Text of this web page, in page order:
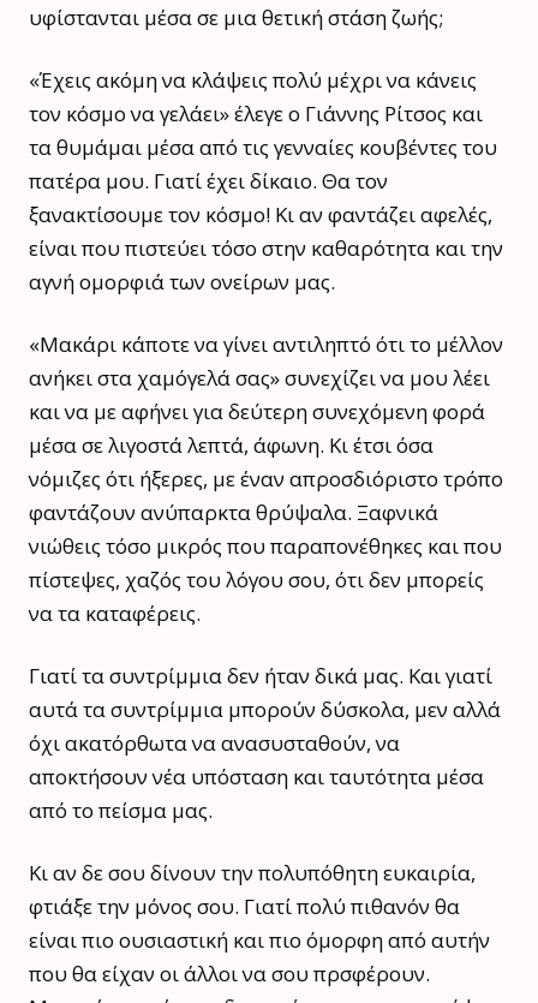
υφίστανται μέσα σε μια θετική στάση ζωής;
«Έχεις ακόμη να κλάψεις πολύ μέχρι να κάνεις
τον κόσμο να γελάει» έλεγε ο Γιάννης Ρίτσος και
τα θυμάμαι μέσα από τις γενναίες κουβέντες του
πατέρα μου. Γιατί έχει δίκαιο. Θα τον
ξανακτίσουμε τον κόσμο! Κι αν φαντάζει αφελές,
είναι που πιστεύει τόσο στην καθαρότητα και την
αγνή ομορφιά των ονείρων μας.
«Μακάρι κάποτε να γίνει αντιληπτό ότι το μέλλον
ανήκει στα χαμόγελά σας» συνεχίζει να μου λέει
και να με αφήνει για δεύτερη συνεχόμενη φορά
μέσα σε λιγοστά λεπτά, άφωνη. Κι έτσι όσα
νόμιζες ότι ήξερες, με έναν απροσδιόριστο τρόπο
φαντάζουν ανύπαρκτα θρύψαλα. Ξαφνικά
νιώθεις τόσο μικρός που παραπονέθηκες και που
πίστεψες, χαζός του λόγου σου, ότι δεν μπορείς
να τα καταφέρεις.
Γιατί τα συντρίμμια δεν ήταν δικά μας. Και γιατί
αυτά τα συντρίμμια μπορούν δύσκολα, μεν αλλά
όχι ακατόρθωτα να ανασυσταθούν, να
αποκτήσουν νέα υπόσταση και ταυτότητα μέσα
από το πείσμα μας.
Κι αν δε σου δίνουν την πολυπόθητη ευκαιρία,
φτιάξε την μόνος σου. Γιατί πολύ πιθανόν θα
είναι πιο ουσιαστική και πιο όμορφη από αυτήν
που θα είχαν οι άλλοι να σου πρσφέρουν.